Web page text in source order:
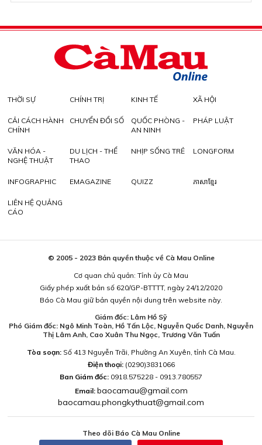
THỜI SỰ CHÍNH TRỊ KINH TẾ XÃ HỘI
CẢI CÁCH HÀNH
CHÍNH
CHUYỂN ĐỔI SỐ
QUỐC PHÒNG -
AN NINH
PHÁP LUẬT
VĂN HÓA -
NGHỆ THUẬT
DU LỊCH - THỂ
THAO
NHỊP SỐNG TRẺ LONGFORM
INFOGRAPHIC EMAGAZINE QUIZZ ភាសាខ្មែរ
LIÊN HỆ QUẢNG
CÁO
© 2005 - 2023 Bản quyền thuộc về Cà Mau Online
Cơ quan chủ quản: Tỉnh ủy Cà Mau
Giấy phép xuất bản số 620/GP-BTTTT, ngày 24/12/2020
Báo Cà Mau giữ bản quyền nội dung trên website này.
Giám đốc: Lâm Hồ Sỹ
Phó Giám đốc: Ngô Minh Toàn, Hồ Tấn Lộc, Nguyễn Quốc Danh, Nguyễn
Thị Lâm Anh, Cao Xuân Thu Ngọc, Trương Văn Tuấn
Tòa soạn:Số 413 Nguyễn Trãi, Phường An Xuyên, tỉnh Cà Mau.
Điện thoại: (0290)3831066
Ban Giám đốc: 0918.575228 - 0913.780557
Email: baocamau@gmail.com
baocamau.phongkythuat@gmail.com
Theo dõi Báo Cà Mau Online